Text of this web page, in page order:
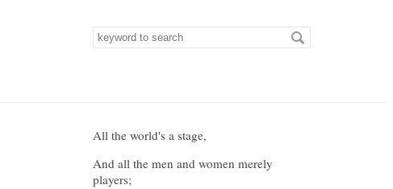
Search
All the world's a stage,
And all the men and women merely
players;